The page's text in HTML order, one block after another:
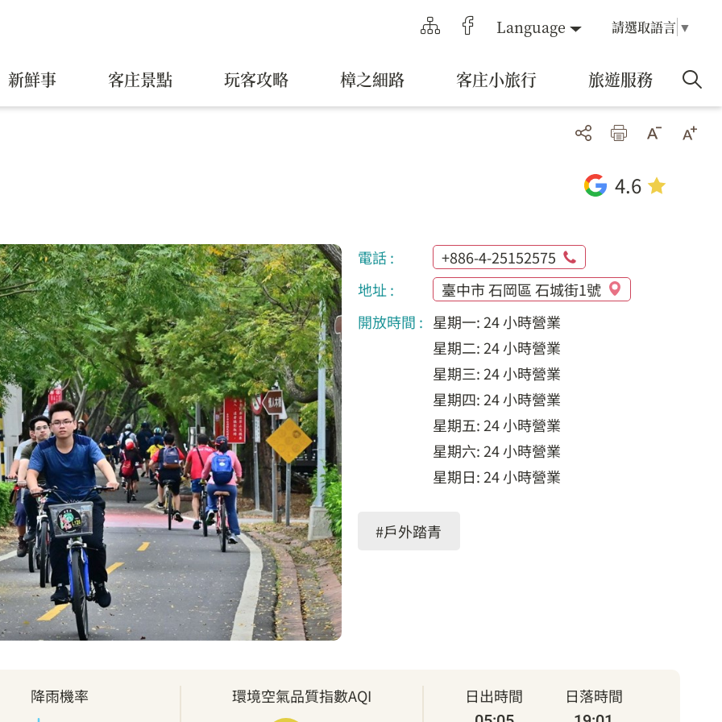
Language 請選取語言 ▼
新鮮事 客庄景點 玩客攻略 樟之細路 客庄小旅行 旅遊服務
4.6
電話 :
+886-4-25152575
地址 :
臺中市 石岡區 石城街1號
開放時間 : 星期一: 24 小時營業
星期二: 24 小時營業
星期三: 24 小時營業
星期四: 24 小時營業
星期五: 24 小時營業
星期六: 24 小時營業
星期日: 24 小時營業
#戶外踏青
降雨機率 環境空氣品質指數AQI 日出時間 日落時間